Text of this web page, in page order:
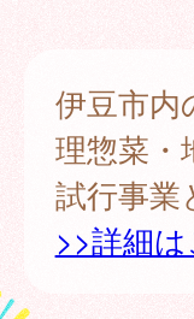
伊豆市内
理惣菜
試行事業
>>詳細